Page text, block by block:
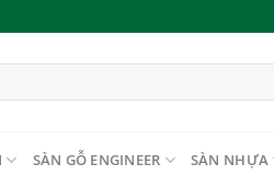
SÀN GỖ ENGINEER SÀN NHỰA